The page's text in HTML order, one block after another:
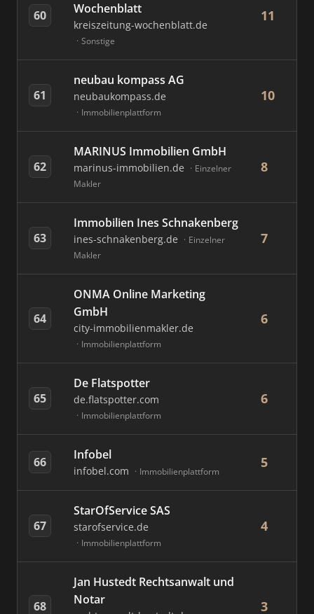
60
Wochenblatt
kreiszeitung-wochenblatt.de
Sonstige
11
61
neubau kompass AG
neubaukompass.de
Immobilienplattform
10
62
MARINUS Immobilien GmbH
marinus-immobilien.de
Einzelner
Makler
8
63
Immobilien Ines Schnakenberg
ines-schnakenberg.de
Einzelner
Makler
7
64
ONMA Online Marketing
GmbH
city-immobilienmakler.de
Immobilienplattform
6
65
De Flatspotter
de.flatspotter.com
Immobilienplattform
6
66 Infobel
infobel.com Immobilienplattform
5
67
StarOfService SAS
starofservice.de
Immobilienplattform
4
68
Jan Hustedt Rechtsanwalt und
Notar
3